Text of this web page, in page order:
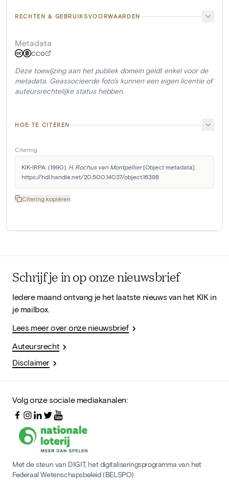
RECHTEN & GEBRUIKSVOORWAARDEN
Metadata
CC0
Deze toewijzing aan het publiek domein geldt enkel voor de
metadata. Geassocieerde foto's kunnen een eigen licentie of
auteursrechtelijke status hebben.
HOE TE CITEREN
Citering
KIK-IRPA. (1990). H. Rochus van Montpellier [Object metadata].
https://hdl.handle.net/20.500.14037/object.16398
Citering kopiëren
Schrijf je in op onze nieuwsbrief
Iedere maand ontvang je het laatste nieuws van het KIK in
je mailbox.
Lees meer over onze nieuwsbrief
Auteursrecht
Disclaimer
Volg onze sociale mediakanalen:
Met de steun van DIGIT, het digitaliseringsprogramma van het
Federaal Wetenschapsbeleid (BELSPO)